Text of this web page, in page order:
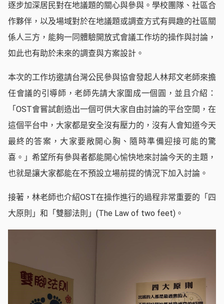
逐步加深居民對在地議題的關心與參與。學校團隊、社區合
作夥伴，以及場域對於在地議題或調查方式有興趣的社區關
係人三方，能夠一同體驗開放式會議工作坊的操作與討論，
如此也有助於未來的調查與方案設計。
本次的工作坊邀請台灣公民參與協會發起人林邦文老師來擔
任會議的引導師，老師先請大家圍成一個圓，並且介紹：
「OST會嘗試創造出一個可供大家自由討論的平台空間，在
這個平台中，大家都是安全沒有壓力的，沒有人會知道今天
最終的答案，大家要敞開心胸、隨時準備迎接可能的驚
喜。」希望所有參與者都能開心愉快地來討論今天的主題，
也就是讓大家都能在不預設立場前提的情況下加入討論。
接著，林老師也介紹OST在操作進行的過程非常重要的「四
大原則」和「雙腳法則」(The Law of two feet)。